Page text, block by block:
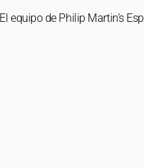
El equipo de Philip Martin’s